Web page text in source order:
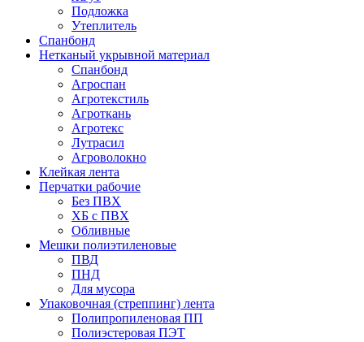
Подложка
Утеплитель
Спанбонд
Нетканый укрывной материал
Спанбонд
Агроспан
Агротекстиль
Агроткань
Агротекс
Лутрасил
Агроволокно
Клейкая лента
Перчатки рабочие
Без ПВХ
ХБ с ПВХ
Обливные
Мешки полиэтиленовые
ПВД
ПНД
Для мусора
Упаковочная (стреппинг) лента
Полипропиленовая ПП
Полиэстеровая ПЭТ